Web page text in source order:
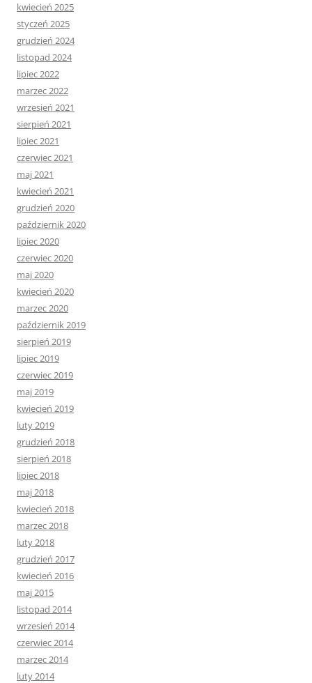
kwiecień 2025
styczeń 2025
grudzień 2024
listopad 2024
lipiec 2022
marzec 2022
wrzesień 2021
sierpień 2021
lipiec 2021
czerwiec 2021
maj 2021
kwiecień 2021
grudzień 2020
październik 2020
lipiec 2020
czerwiec 2020
maj 2020
kwiecień 2020
marzec 2020
październik 2019
sierpień 2019
lipiec 2019
czerwiec 2019
maj 2019
kwiecień 2019
luty 2019
grudzień 2018
sierpień 2018
lipiec 2018
maj 2018
kwiecień 2018
marzec 2018
luty 2018
grudzień 2017
kwiecień 2016
maj 2015
listopad 2014
wrzesień 2014
czerwiec 2014
marzec 2014
luty 2014